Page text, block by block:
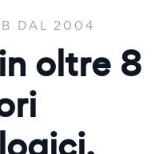
DAL 2004
oltre 8